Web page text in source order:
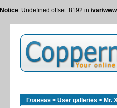
Notice: Undefined offset: 8192 in /var/
Главная > User galleries > Mr.